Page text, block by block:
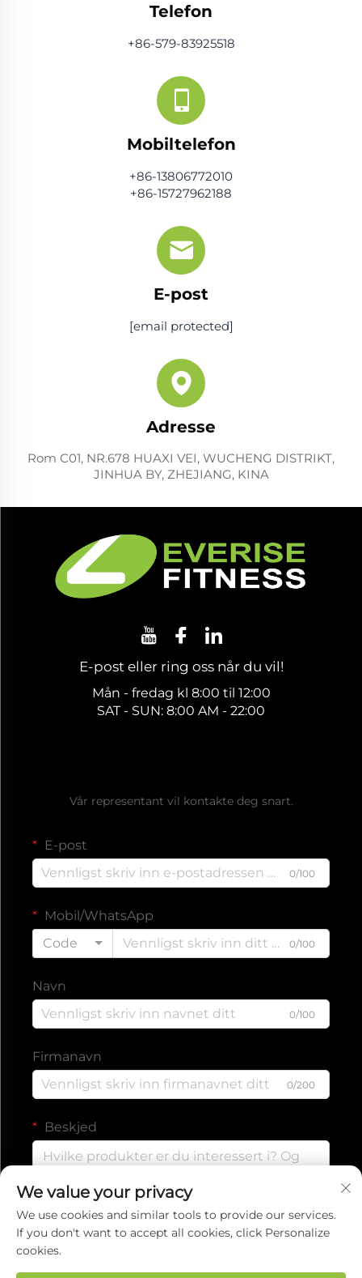
Telefon
+86-579-83925518
Mobiltelefon
+86-13806772010
+86-15727962188
E-post
[email protected]
Adresse
Rom C01, NR.678 HUAXI VEI, WUCHENG DISTRIKT,
JINHUA BY, ZHEJIANG, KINA
E-post eller ring oss når du vil!
Mån - fredag kl 8:00 til 12:00
SAT - SUN: 8:00 AM - 22:00
Vår representant vil kontakte deg snart.
E-post
0/100
Mobil/WhatsApp
Code
0/100
Navn
0/100
Firmanavn
0/200
Beskjed
We value your privacy
We use cookies and similar tools to provide our services.
If you don't want to accept all cookies, click Personalize
cookies.